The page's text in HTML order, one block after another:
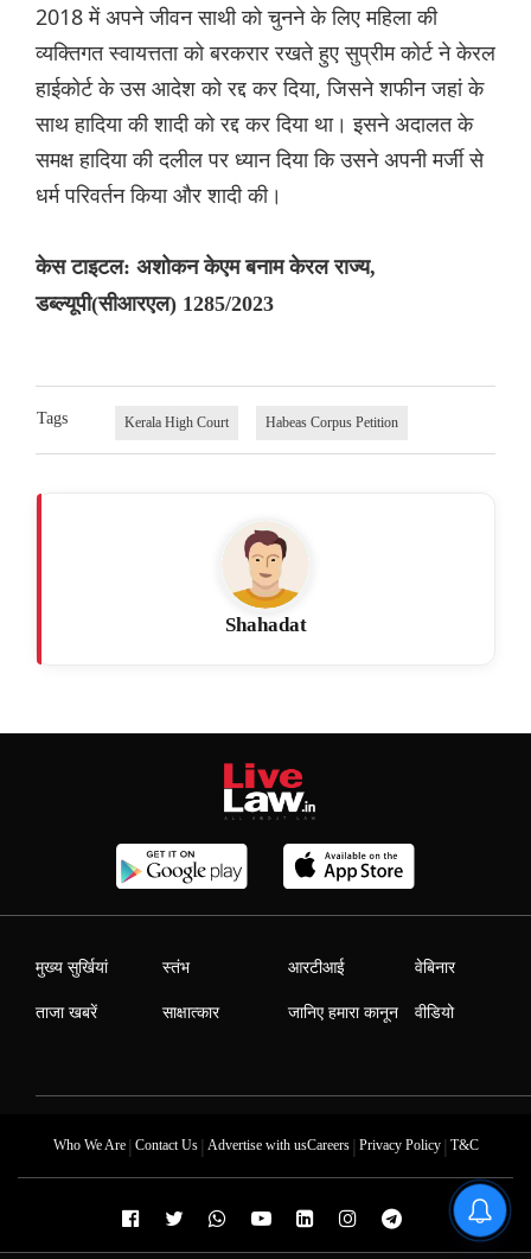
2018 में अपने जीवन साथी को चुनने के लिए महिला की
व्यक्तिगत स्वायत्तता को बरकरार रखते हुए सुप्रीम कोर्ट ने केरल
हाईकोर्ट के उस आदेश को रद्द कर दिया, जिसने शफीन जहां के
साथ हादिया की शादी को रद्द कर दिया था। इसने अदालत के
समक्ष हादिया की दलील पर ध्यान दिया कि उसने अपनी मर्जी से
धर्म परिवर्तन किया और शादी की।
केस टाइटल: अशोकन केएम बनाम केरल राज्य,
डब्ल्यूपी(सीआरएल) 1285/2023
Tags Kerala High Court Habeas Corpus Petition
Shahadat
मुख्य सुर्खियां
ताजा खबरें
स्तंभ
साक्षात्कार
आरटीआई
जानिए हमारा कानून
वेबिनार
वीडियो
Who We Are| Contact Us| Advertise with usCareers| Privacy Policy| T&C